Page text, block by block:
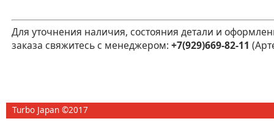
Для уточнения наличия, состояния детали и
заказа свяжитесь с менеджером: +7(929)669-82-11
Turbo Japan ©2017